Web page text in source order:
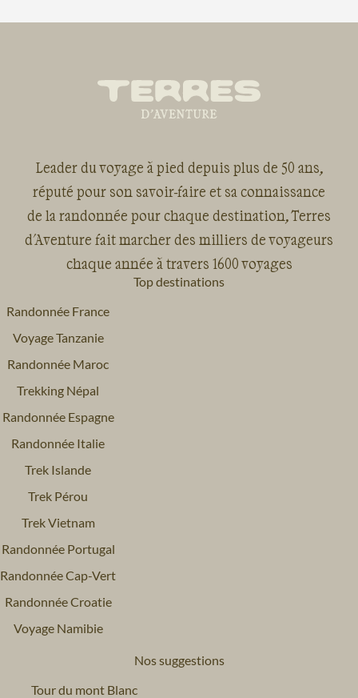
Leader du voyage à pied depuis plus de 50 ans,
réputé pour son savoir-faire et sa connaissance
de la randonnée pour chaque destination, Terres
d'Aventure fait marcher des milliers de voyageurs
chaque année à travers 1600 voyages
Top destinations
Randonnée France
Voyage Tanzanie
Randonnée Maroc
Trekking Népal
Randonnée Espagne
Randonnée Italie
Trek Islande
Trek Pérou
Trek Vietnam
Randonnée Portugal
Randonnée Cap-Vert
Randonnée Croatie
Voyage Namibie
Nos suggestions
Tour du mont Blanc